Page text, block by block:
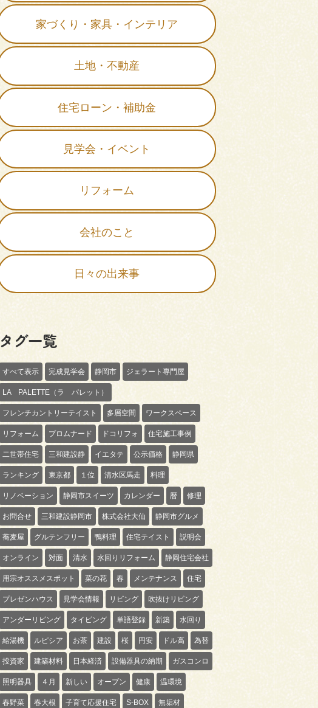
家づくり・家具・インテリア
土地・不動産
住宅ローン・補助金
見学会・イベント
リフォーム
会社のこと
日々の出来事
タグ一覧
すべて表示 完成見学会 静岡市 ジェラート専門屋
LA PALETTE（ラ パレット）
フレンチカントリーテイスト 多層空間 ワークスペース
リフォーム プロムナード ドコリフォ 住宅施工事例
二世帯住宅 三和建設静 イエタテ 公示価格 静岡県
ランキング 東京都 １位 清水区馬走 料理
リノベーション 静岡市スイーツ カレンダー 暦 修理
お問合せ 三和建設静岡市 株式会社大仙 静岡市グルメ
蕎麦屋 グルテンフリー 鴨料理 住宅テイスト 説明会
オンライン 対面 清水 水回りリフォーム 静岡住宅会社
用宗オススメスポット 菜の花 春 メンテナンス 住宅
プレゼンハウス 見学会情報 リビング 吹抜けリビング
アンダーリビング タイピング 単語登録 新築 水回り
給湯機 ルピシア お茶 建設 桜 円安 ドル高 為替
投資家 建築材料 日本経済 設備器具の納期 ガスコンロ
照明器具 ４月 新しい オープン 健康 温環境
春野菜 春大根 子育て応援住宅 S-BOX 無垢材